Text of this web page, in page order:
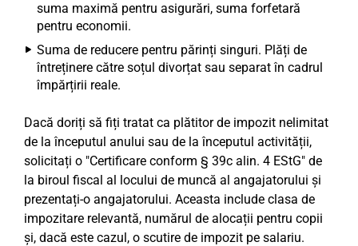
suma maximă pentru asigurări, suma forfetară
pentru economii.
Suma de reducere pentru părinți singuri. Plăți de
întreținere către soțul divorțat sau separat în cadrul
împărțirii reale.
Dacă doriți să fiți tratat ca plătitor de impozit nelimitat
de la începutul anului sau de la începutul activității,
solicitați o "Certificare conform § 39c alin. 4 EStG" de
la biroul fiscal al locului de muncă al angajatorului și
prezentați-o angajatorului. Aceasta include clasa de
impozitare relevantă, numărul de alocații pentru copii
și, dacă este cazul, o scutire de impozit pe salariu.